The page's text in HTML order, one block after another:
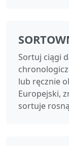
Sortuj ciągi
lub ręcznie
Europejski,
sortuje